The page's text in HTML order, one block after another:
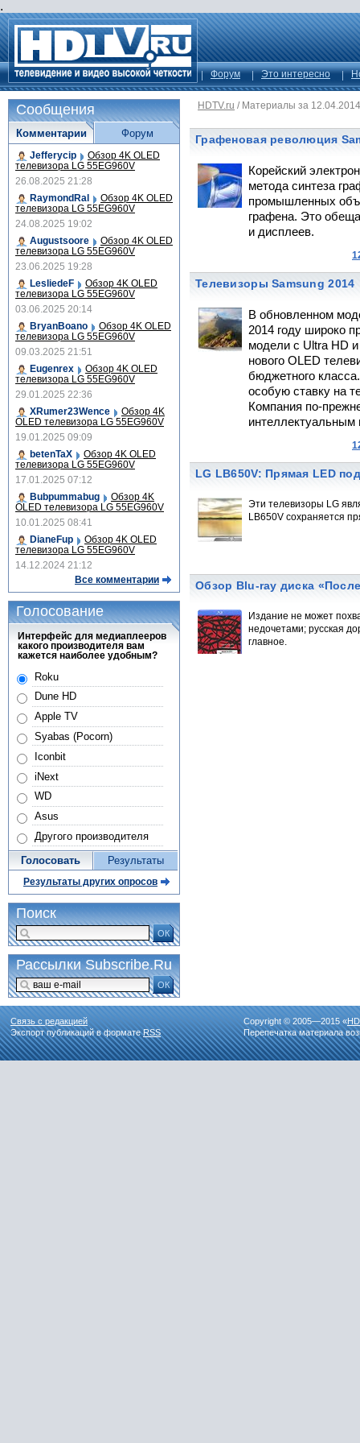
.
Форум Это интересно
HDTV.ru / Материалы за 12.04.2014
Графеновая революция
Корейский
метода синтеза
промышленных
графена. Это
и дисплеев.
Телевизоры Samsung 2014
В обновленном
2014 году широко
модели с Ultra HD
нового OLED
бюджетного
особую ставку на
Компания по-
интеллектуальным
LG LB650V: Прямая LED
Эти телевизоры LG
LB650V сохраняется
Обзор Blu-ray диска
Издание не может
недочетами; русская
главное.
Сообщения
Комментарии
Jefferycip Обзор 4K OLED
телевизора LG 55EG960V
26.08.2025 21:28
RaymondRal
Обзор 4K OLED
телевизора LG 55EG960V
24.08.2025 19:02
Augustsoore
Обзор 4K OLED
телевизора LG 55EG960V
23.06.2025 19:28
LesliedeF
Обзор 4K OLED
телевизора LG 55EG960V
03.06.2025 20:14
BryanBoano
Обзор 4K OLED
телевизора LG 55EG960V
09.03.2025 21:51
Eugenrex
Обзор 4K OLED
телевизора LG 55EG960V
29.01.2025 22:36
XRumer23Wence
Обзор 4K
OLED телевизора LG 55EG960V
19.01.2025 09:09
betenTaX
Обзор 4K OLED
телевизора LG 55EG960V
17.01.2025 07:12
Bubpummabug
Обзор 4K
OLED телевизора LG 55EG960V
10.01.2025 08:41
DianeFup
Обзор 4K OLED
телевизора LG 55EG960V
14.12.2024 21:12
Все комментарии
Форум
Голосование
Интерфейс для медиаплееров
какого производителя вам
кажется наиболее удобным?
Roku
Dune HD
Apple TV
Syabas (Pocorn)
Iconbit
iNext
WD
Asus
Другого производителя
Голосовать Результаты
Результаты других опросов
Поиск
ОК
Рассылки Subscribe.Ru
ОК
Связь с редакцией
Экспорт публикаций в форматеRSS
Copyright © 2005—2015 «
Перепечатка материала